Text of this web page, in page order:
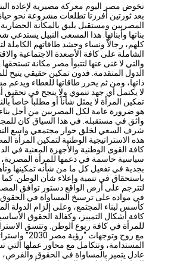
تخوض مصر اليوم معركة مصيرية لإعادة البناء
بعد ثورتين أفرزتا تطلعات مشروعة نحو حياة
المصريين ومستقبل يليق بالمكانة الحضارية
بناتها وأبنائها. هذا المسعى النبيل يستدعي شحذ
كلهم، رجالاًً ونساء وحشد طاقاتهم الكاملة لتحقيق
الشاملة على كافة الأصعدة الاجتماعية
والتي لا غنى عنها لتتبوأ مصر مكانة تستحقها
الدول المتقدمة. فدون تمكين حقيقي يتيح للمرأة
ذاتها، ومن ثم يحرر طاقاتها للعطاء ويدعم
لا يكتمل أي جهد تنموي ولا ينجح في تحقيق أهدافه.
تمكين المرأة لا يمثل شأناً أو مطلباً خاصاً بالنساء
هو ضرورة عامة لكل المصريين من أجل بناء
واثق في مستقبله. في هذا السياق كان للمجلس
شرف السعي لخلق حوار مجتمعي واسع النطاق
هذه الاستراتيجية الوطنية لتمكين المرأة المصرية،
كافة القوى الوطنية والأجهزة المعنية في الدولة،
سياسية حاسمة في دعمها للمرأة المصرية،
بجدية في تفعيل كل ما من شأنه تمكينها وتأهيلها
باستحقاق في تنمية وإعلاء شأن الوطن. كما تأتي
لتترجم على أرض الواقع دستور توافق
في مواده على ترسيخ المساواة في الحقوق
كأسس لبناء المجتمع، وعلى إلزام الدولة المصرية
كافة أشكال التمييز، وكفالة الحقوق الأساسية
للمرأة في كافة ربوع الوطن. وتتسق
مع روح وتوجهات “رؤية مصر 2030”
المستدامة، وتتكامل مع محاور عملها التي تسعى
عادل يتميز بالمساواة في الحقوق والفرص،